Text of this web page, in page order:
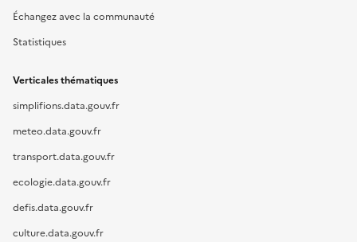
Échangez avec la communauté
Statistiques
Verticales thématiques
simplifions.data.gouv.fr
meteo.data.gouv.fr
transport.data.gouv.fr
ecologie.data.gouv.fr
defis.data.gouv.fr
culture.data.gouv.fr